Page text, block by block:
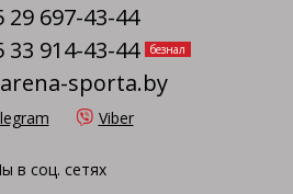
29 697-43-44
33 914-43-44
безнал
sporta.by
Viber
в соц. сетях